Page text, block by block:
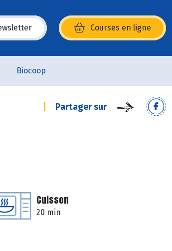
Courses en ligne
une nouvelle fenêtre)
Biocoop
Partager sur
Cuisson
20 min